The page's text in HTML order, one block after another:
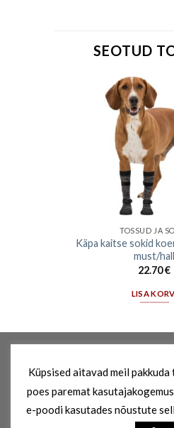
SEOTUD
TOSSUD JA
Käpa kaitse sokid
must/hall
22.70€
LISA
MEIST
Kes me oleme?
Küpsised aitavad meil pakkuda
poes paremat
e-poodi kasutades nõustute